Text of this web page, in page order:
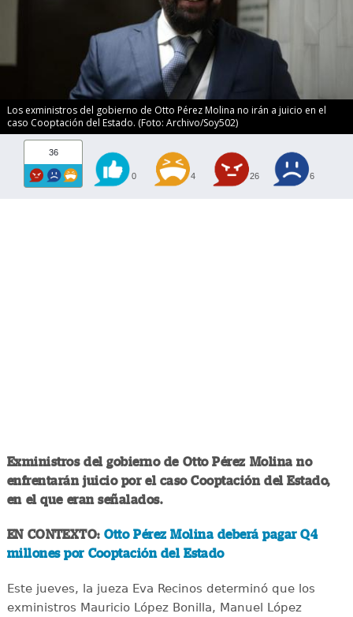
Los exministros del gobierno de Otto Pérez Molina no irán a juicio en el
caso Cooptación del Estado. (Foto: Archivo/Soy502)
36
0 4 26 6
Exministros del gobierno de Otto Pérez Molina no
enfrentarán juicio por el caso Cooptación del Estado,
en el que eran señalados.
EN CONTEXTO: Otto Pérez Molina deberá pagar Q4
millones por Cooptación del Estado
Este jueves, la jueza Eva Recinos determinó que los
exministros Mauricio López Bonilla, Manuel López